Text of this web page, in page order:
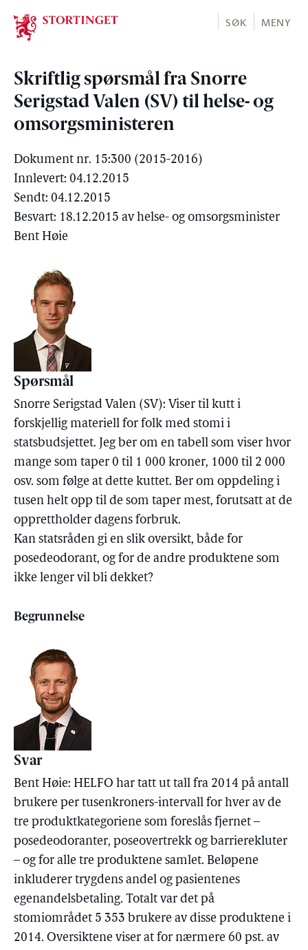
Stortinget.no
SØK MENY
Skriftlig spørsmål fra Snorre
Serigstad Valen (SV) til helse- og
omsorgsministeren
Dokument nr. 15:300 (2015-2016)
Innlevert: 04.12.2015
Sendt: 04.12.2015
Besvart: 18.12.2015 av helse- og omsorgsminister
Bent Høie
Spørsmål
Snorre Serigstad Valen (SV): Viser til kutt i
forskjellig materiell for folk med stomi i
statsbudsjettet. Jeg ber om en tabell som viser hvor
mange som taper 0 til 1 000 kroner, 1000 til 2 000
osv. som følge at dette kuttet. Ber om oppdeling i
tusen helt opp til de som taper mest, forutsatt at de
opprettholder dagens forbruk.
Kan statsråden gi en slik oversikt, både for
posedeodorant, og for de andre produktene som
ikke lenger vil bli dekket?
Begrunnelse
Svar
Bent Høie: HELFO har tatt ut tall fra 2014 på antall
brukere per tusenkroners-intervall for hver av de
tre produktkategoriene som foreslås fjernet –
posedeodoranter, poseovertrekk og barrierekluter
– og for alle tre produktene samlet. Beløpene
inkluderer trygdens andel og pasientenes
egenandelsbetaling. Totalt var det på
stomiområdet 5 353 brukere av disse produktene i
2014. Oversiktene viser at for nærmere 60 pst. av